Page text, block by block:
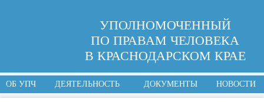
УПОЛНОМОЧЕННЫЙ
ПО ПРАВАМ ЧЕЛОВЕКА
В КРАСНОДАРСКОМ КРАЕ
ОБ УПЧ ДЕЯТЕЛЬНОСТЬ ДОКУМЕНТЫ НОВОСТИ